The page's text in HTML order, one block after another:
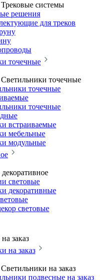
Трековые системы
решения
для треков
точечные
Светильники точечные
точечные
точечные
встраиваемые
мебельные
модульные
световые
декоративные
световые
заказ
на заказ
Светильники на заказ
подвесные на заказ